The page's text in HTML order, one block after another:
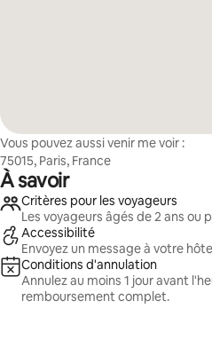
Vous pouvez aussi venir me voir :
75015, Paris, France
À savoir
Critères pour les voyageurs
Les voyageurs âgés de 2 ans ou
Accessibilité
Envoyez un message à votre
Conditions d'annulation
Annulez au moins 1 jour avant
remboursement complet.